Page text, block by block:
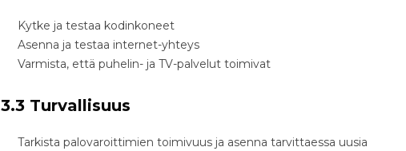
Kytke ja testaa kodinkoneet
Asenna ja testaa internet-yhteys
Varmista, että puhelin- ja TV-palvelut toimivat
3.3 Turvallisuus
Tarkista palovaroittimien toimivuus ja asenna tarvittaessa uusia